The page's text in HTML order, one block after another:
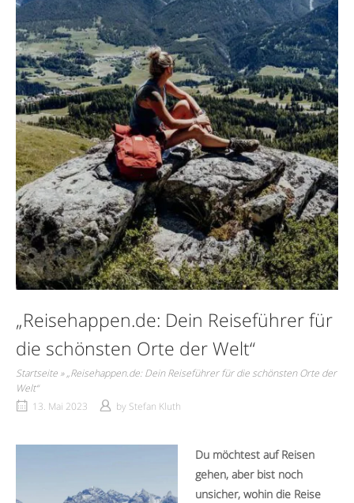
„Reisehappen.de: Dein Reiseführer für
die schönsten Orte der Welt“
Startseite »„Reisehappen.de: Dein Reiseführer für die schönsten Orte der
Welt“
13. Mai 2023
by Stefan Kluth
Du möchtest auf Reisen
gehen, aber bist noch
unsicher, wohin die Reise